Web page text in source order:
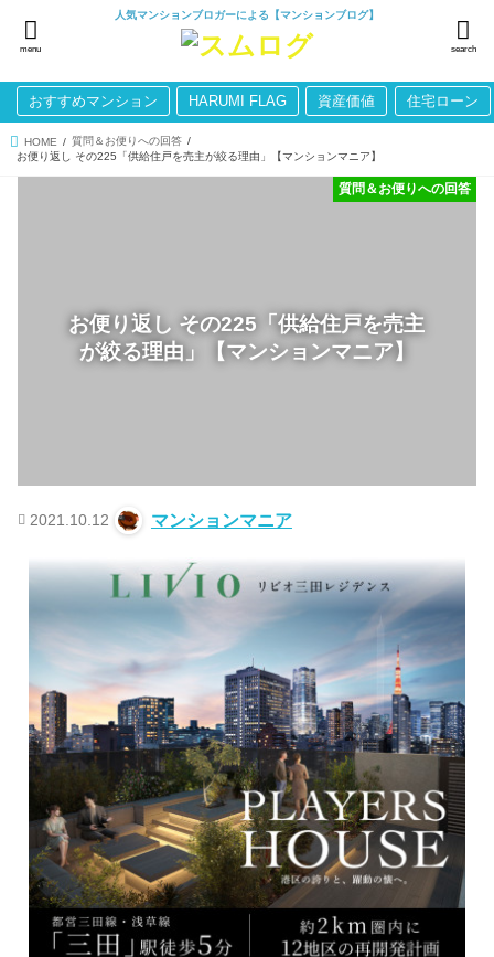
人気マンションブロガーによる【マンションブログ】
search
menu
おすすめマンション HARUMI FLAG 資産価値 住宅ローン
HOME
質問＆お便りへの回答
お便り返し その225「供給住戸を売主が絞る理由」【マンションマニア】
お便り返し その225「供給住戸を売主
が絞る理由」【マンションマニア】
質問＆お便りへの回答
2021.10.12 マンションマニア